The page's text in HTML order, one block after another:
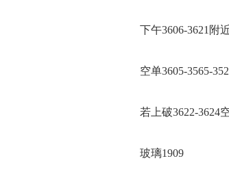
下午3606-3621附
空单3605-3565-
若上破3622-3624
玻璃1909